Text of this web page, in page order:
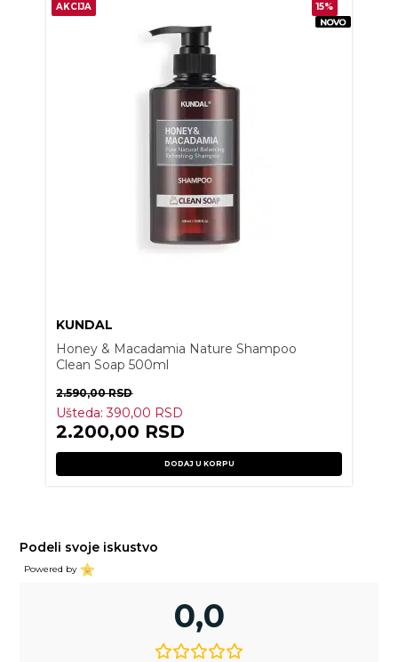
AKCIJA 15%
KUNDAL
Honey & Macadamia Nature Shampoo
Clean Soap 500ml
2.590,00RSD
Ušteda:390,00 RSD
2.200,00 RSD
DODAJ U KORPU
Podeli svoje iskustvo
Powered by
0,0